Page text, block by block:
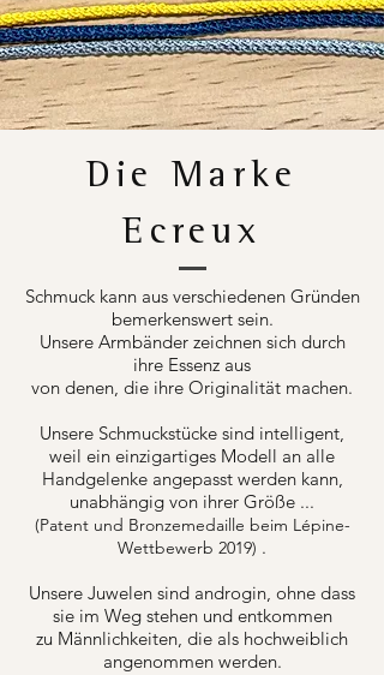
Die Marke
Ecreux
Schmuck kann aus verschiedenen Gründen
bemerkenswert sein.
Unsere Armbänder zeichnen sich durch
ihre Essenz aus
von denen, die ihre Originalität machen.
Unsere Schmuckstücke sind intelligent,
weil ein einzigartiges Modell an alle
Handgelenke angepasst werden kann,
unabhängig von ihrer Größe ...
(Patent und Bronzemedaille beim Lépine-
Wettbewerb 2019) .
Unsere Juwelen sind androgin, ohne dass
sie im Weg stehen und entkommen
zu Männlichkeiten, die als hochweiblich
angenommen werden.